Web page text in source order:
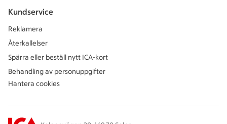
Kundservice
Reklamera
Återkallelser
Spärra eller beställ nytt ICA-kort
Behandling av personuppgifter
Hantera cookies